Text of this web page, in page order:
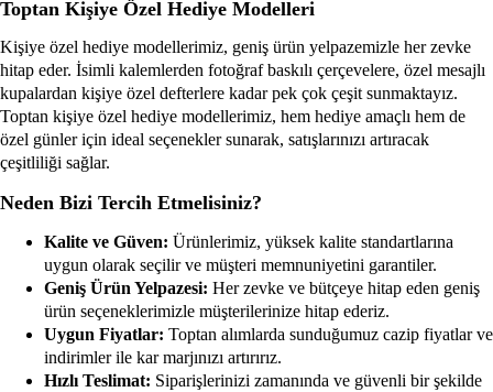
Toptan Kişiye Özel Hediye Modelleri
Kişiye özel hediye modellerimiz, geniş ürün yelpazemizle her zevke
hitap eder. İsimli kalemlerden fotoğraf baskılı çerçevelere, özel mesajlı
kupalardan kişiye özel defterlere kadar pek çok çeşit sunmaktayız.
Toptan kişiye özel hediye modellerimiz, hem hediye amaçlı hem de
özel günler için ideal seçenekler sunarak, satışlarınızı artıracak
çeşitliliği sağlar.
Neden Bizi Tercih Etmelisiniz?
Kalite ve Güven: Ürünlerimiz, yüksek kalite standartlarına
uygun olarak seçilir ve müşteri memnuniyetini garantiler.
Geniş Ürün Yelpazesi: Her zevke ve bütçeye hitap eden geniş
ürün seçeneklerimizle müşterilerinize hitap ederiz.
Uygun Fiyatlar: Toptan alımlarda sunduğumuz cazip fiyatlar ve
indirimler ile kar marjınızı artırırız.
Hızlı Teslimat: Siparişlerinizi zamanında ve güvenli bir şekilde